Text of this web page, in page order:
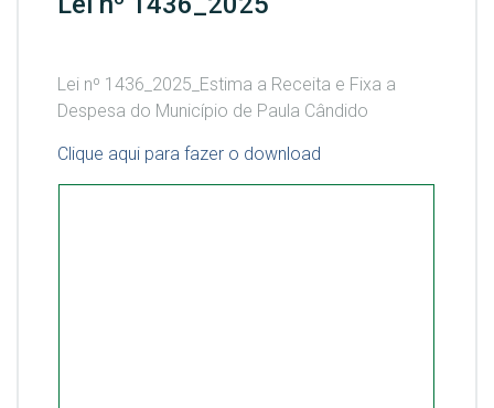
Lei nº 1436_2025_Estima a Receita e Fixa a
Despesa do Município de Paula Cândido
Clique aqui para fazer o download